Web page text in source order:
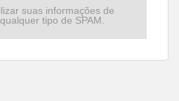
suas informações de
tipo de SPAM.